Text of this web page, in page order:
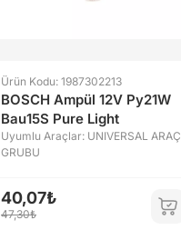
Ürün Kodu: 1987302213
BOSCH Ampül 12V Py21W
Bau15S Pure Light
Uyumlu Araçlar: UNIVERSAL ARAÇ
GRUBU
40,07₺
47,30₺